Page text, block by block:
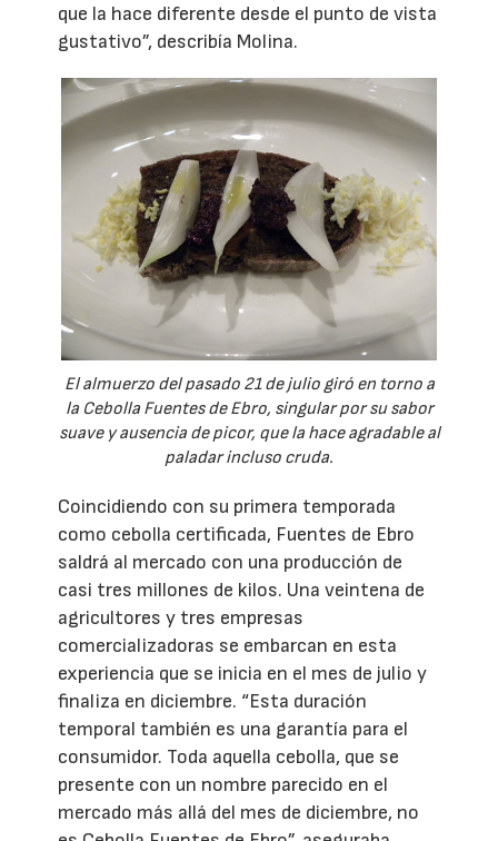
que la hace diferente desde el punto de vista
gustativo”, describía Molina.
El almuerzo del pasado 21 de julio giró en torno a
la Cebolla Fuentes de Ebro, singular por su sabor
suave y ausencia de picor, que la hace agradable al
paladar incluso cruda.
Coincidiendo con su primera temporada
como cebolla certificada, Fuentes de Ebro
saldrá al mercado con una producción de
casi tres millones de kilos. Una veintena de
agricultores y tres empresas
comercializadoras se embarcan en esta
experiencia que se inicia en el mes de julio y
finaliza en diciembre. “Esta duración
temporal también es una garantía para el
consumidor. Toda aquella cebolla, que se
presente con un nombre parecido en el
mercado más allá del mes de diciembre, no